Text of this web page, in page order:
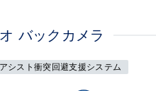
バックカメラ
シスト衝突回避支援システム